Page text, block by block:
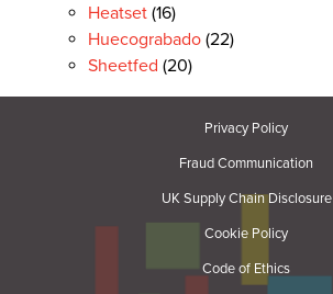
Heatset (16)
Huecograbado (22)
Sheetfed (20)
Privacy Policy
Fraud Communication
UK Supply Chain Disclosure
Cookie Policy
Code of Ethics